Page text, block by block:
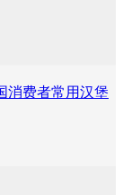
消费者常用汉堡